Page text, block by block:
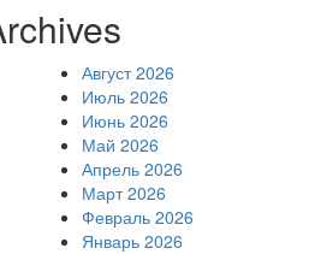
Август 2026
Июль 2026
Июнь 2026
Май 2026
Апрель 2026
Март 2026
Февраль 2026
Январь 2026